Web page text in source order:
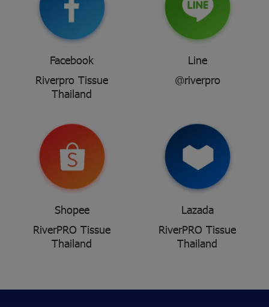
Facebook
Riverpro Tissue
Thailand
Line
@riverpro
Shopee
RiverPRO Tissue
Thailand
Lazada
RiverPRO Tissue
Thailand